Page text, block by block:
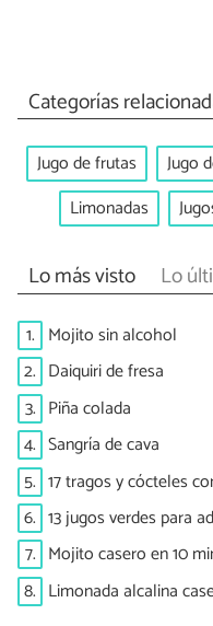
Categorías
Jugo de frutas Jugo
Limonadas
Lo más visto Lo
1. Mojito sin alcohol
2. Daiquiri de fresa
3. Piña colada
4. Sangría de cava
5. 17 tragos y cócteles
6. 13 jugos verdes para
7. Mojito casero en 10
8. Limonada alcalina